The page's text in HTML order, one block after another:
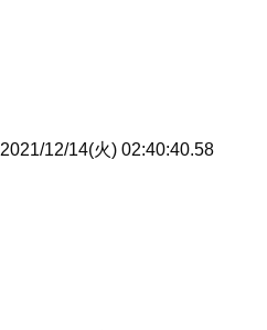
2021/12/14(火) 02:40:40.58